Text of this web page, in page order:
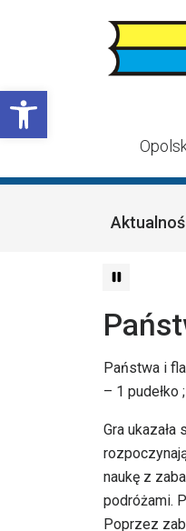
Otwórz pasek
Państwa i
– 1 pudełko
Gra ukazała
naukę z
podróżami.
Poprzez